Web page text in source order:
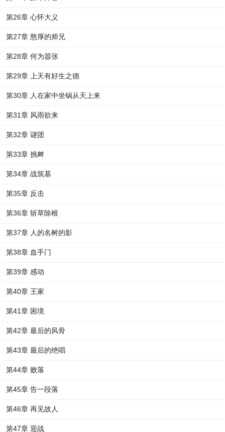
第26章 心怀大义
第27章 憨厚的师兄
第28章 何为嚣张
第29章 上天有好生之德
第30章 人在家中坐锅从天上来
第31章 风雨欲来
第32章 谜团
第33章 挑衅
第34章 战筑基
第35章 反击
第36章 斩草除根
第37章 人的名树的影
第38章 血手门
第39章 感动
第40章 王家
第41章 困境
第42章 最后的风骨
第43章 最后的绝唱
第44章 败落
第45章 告一段落
第46章 再见故人
第47章 迎战